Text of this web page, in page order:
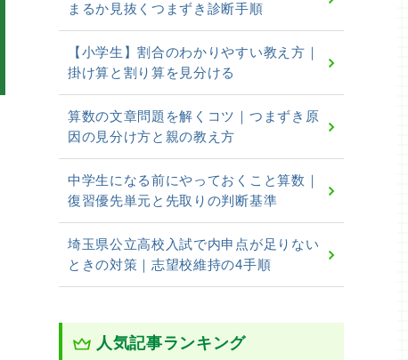
まるか見抜くつまずき診断手順
【小学生】割合のわかりやすい教え方｜
掛け算と割り算を見分ける
算数の文章問題を解くコツ｜つまずき原
因の見分け方と親の教え方
中学生になる前にやっておくこと算数｜
復習優先単元と先取りの判断基準
埼玉県公立高校入試で内申点が足りない
ときの対策｜志望校維持の4手順
人気記事ランキング